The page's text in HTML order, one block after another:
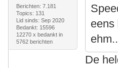
Berichten: 7.181
Topics: 131
Lid sinds: Sep 2020
Bedankt: 15596
12270 x bedankt in
5762 berichten
eens
De